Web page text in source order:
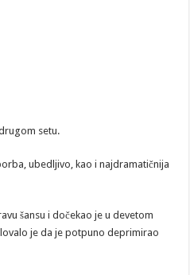
setu.
ubedljivo, kao i najdramatičnija
šansu i dočekao je u devetom
je da je potpuno deprimirao